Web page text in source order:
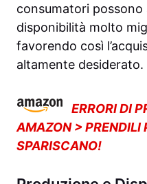
consumatori possono
disponibilità molto
favorendo così
altamente desiderato.
ERRORI DI
AMAZON > PRENDILI
SPARISCANO!